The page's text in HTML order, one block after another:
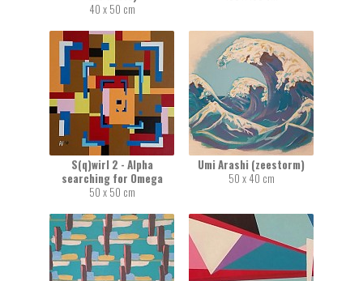
40 x 50 cm
S(q)wirl 2 - Alpha
searching for Omega
50 x 50 cm
Umi Arashi (zeestorm)
50 x 40 cm